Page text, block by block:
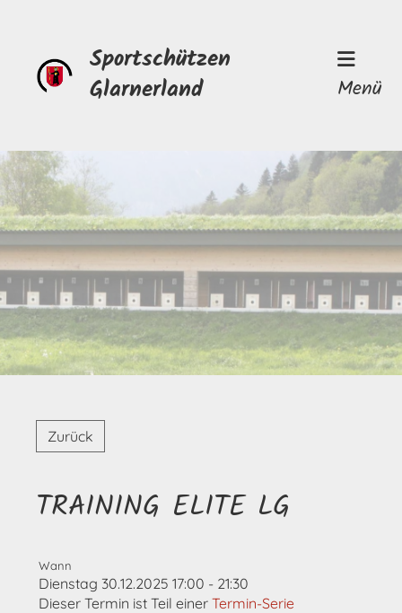
Sportschützen
Glarnerland
Menü
Zurück
TRAINING ELITE LG
Wann
Dienstag 30.12.2025 17:00 - 21:30
Dieser Termin ist Teil einer Termin-Serie